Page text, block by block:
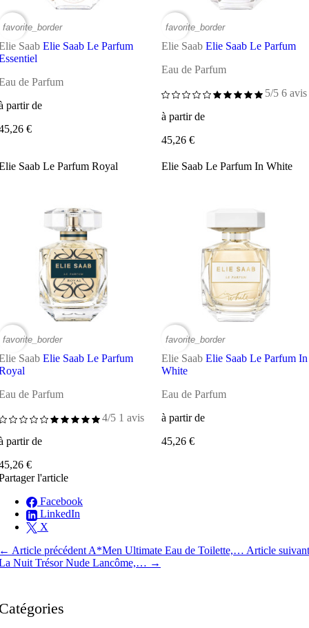
favorite_border
Saab Elie Saab Le Parfum
de Parfum
partir de
€
favorite_border
Elie Saab Elie Saab Le Parfum
Eau de Parfum
5/5 6 avis
à partir de
45,26 €
Saab Le Parfum Royal
favorite_border
Saab Elie Saab Le Parfum
de Parfum
4/5 1 avis
partir de
€
Elie Saab Le Parfum In White
favorite_border
Elie Saab Elie Saab Le Parfum In
White
Eau de Parfum
à partir de
45,26 €
l'article
Facebook
LinkedIn
X
Article précédent A*Men Ultimate Eau de Toilette,… Article suivant
Nuit Trésor Nude Lancôme,… →